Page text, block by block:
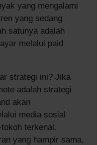
yang mengalami
yang sedang
satunya adalah
melalui paid
strategi ini? Jika
adalah strategi
akan
media sosial
terkenal.
yang hampir sama,